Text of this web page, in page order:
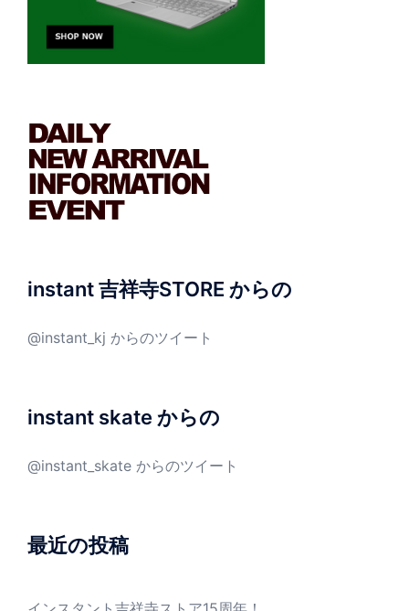
instant 吉祥寺STORE からの
@instant_kj からのツイート
instant skate からの
@instant_skate からのツイート
最近の投稿